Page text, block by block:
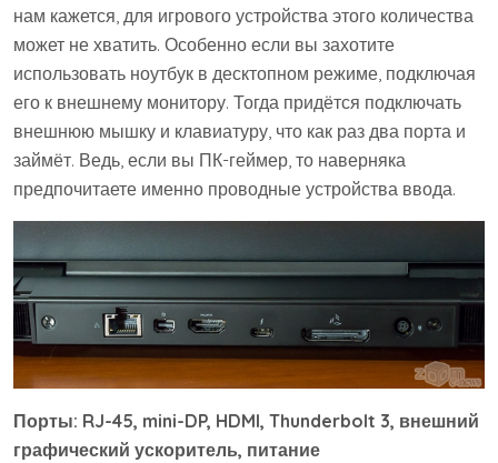
нам кажется, для игрового устройства этого количества
может не хватить. Особенно если вы захотите
использовать ноутбук в десктопном режиме, подключая
его к внешнему монитору. Тогда придётся подключать
внешнюю мышку и клавиатуру, что как раз два порта и
займёт. Ведь, если вы ПК-геймер, то наверняка
предпочитаете именно проводные устройства ввода.
Порты: RJ-45, mini-DP, HDMI, Thunderbolt 3, внешний
графический ускоритель, питание